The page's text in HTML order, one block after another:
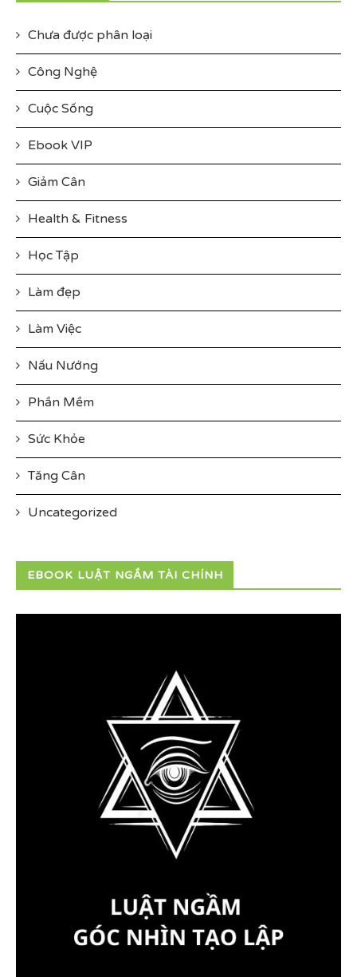
Chưa được phân loại
Công Nghệ
Cuộc Sống
Ebook VIP
Giảm Cân
Health & Fitness
Học Tập
Làm đẹp
Làm Việc
Nấu Nướng
Phần Mềm
Sức Khỏe
Tăng Cân
Uncategorized
EBOOK LUẬT NGẦM TÀI CHÍNH